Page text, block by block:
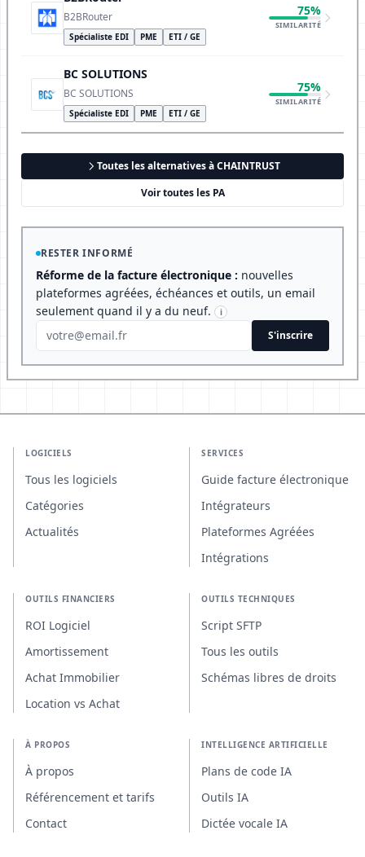
B2BRouter
Spécialiste EDI PME ETI / GE
75%
SIMILARITÉ
BC SOLUTIONS
BC SOLUTIONS
Spécialiste EDI PME ETI / GE
75%
SIMILARITÉ
Toutes les alternatives à CHAINTRUST
Voir toutes les PA
RESTER INFORMÉ
Réforme de la facture électronique : nouvelles
plateformes agréées, échéances et outils, un email
seulement quand il y a du neuf.
i
S'inscrire
LOGICIELS
Tous les logiciels
Catégories
Actualités
SERVICES
Guide facture électronique
Intégrateurs
Plateformes Agréées
Intégrations
OUTILS FINANCIERS
ROI Logiciel
Amortissement
Achat Immobilier
Location vs Achat
OUTILS TECHNIQUES
Script SFTP
Tous les outils
Schémas libres de droits
À PROPOS
À propos
Référencement et tarifs
Contact
INTELLIGENCE ARTIFICIELLE
Plans de code IA
Outils IA
Dictée vocale IA